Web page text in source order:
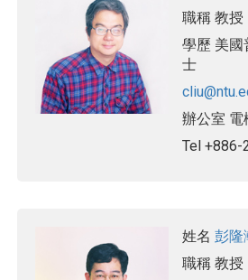
職稱 教授
學歷 美國
士
辦公室 電
Tel +886-
姓名 彭隆
職稱 教授